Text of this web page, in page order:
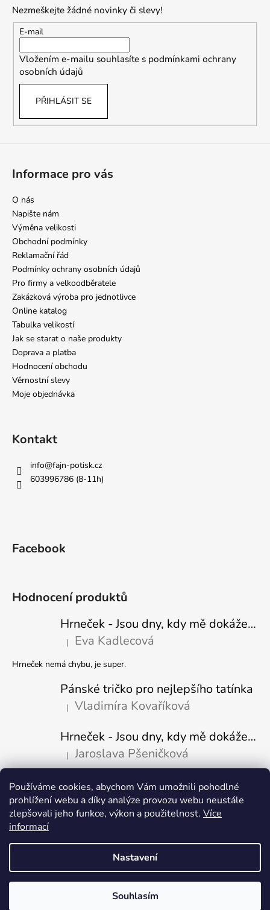
Používáme cookies, abychom Vám umožnili pohodlné
prohlížení webu a díky analýze provozu webu neustále
zlepšovali jeho funkce, výkon a použitelnost. Více
informací
Nastavení
Souhlasím
Nezmeškejte žádné novinky či slevy!
E-mail
Vložením e-mailu souhlasíte s podmínkami ochrany
osobních údajů
PŘIHLÁSIT SE
Informace pro vás
O nás
Napište nám
Výměna velikosti
Obchodní podmínky
Reklamační řád
Podmínky ochrany osobních údajů
Pro firmy a velkoodběratele
Zakázková výroba pro jednotlivce
Online katalog
Tabulka velikostí
Jak se starat o naše produkty
Doprava a platba
Hodnocení obchodu
Věrnostní slevy
Moje objednávka
Kontakt
info@fajn-potisk.cz
603996786 (8-11h)
Facebook
Hodnocení produktů
Hrneček - Jsou dny, kdy mě dokáže nasrat i vzduch - Sova
Hodnocení produktu je 5 z 5 hvězdiček.
| Eva Kadlecová
Hrneček nemá chybu, je super.
Pánské tričko pro nejlepšího tatínka
Hodnocení produktu je 5 z 5 hvězdiček.
| Vladimíra Kovaříková
Hrneček - Jsou dny, kdy mě dokáže nasrat i vzduch-naštvaný pejsek
Hodnocení produktu je 5 z 5 hvězdiček.
| Jaroslava Pšeničková
Přijímáme online platby
Copyright 2026Fajn-potisk.cz. Všechna práva vyhrazena.Upravit
nastavení cookies